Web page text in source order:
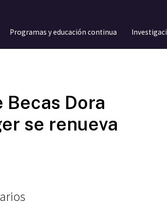
Programas y educación continua
Becas Dora
se renueva